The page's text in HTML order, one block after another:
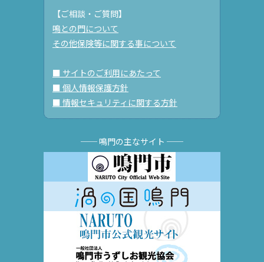
【ご相談・ご質問】
鳴との門について
その他保険等に関する事について
■ サイトのご利用にあたって
■ 個人情報保護方針
■ 情報セキュリティに関する方針
── 鳴門の主なサイト ──